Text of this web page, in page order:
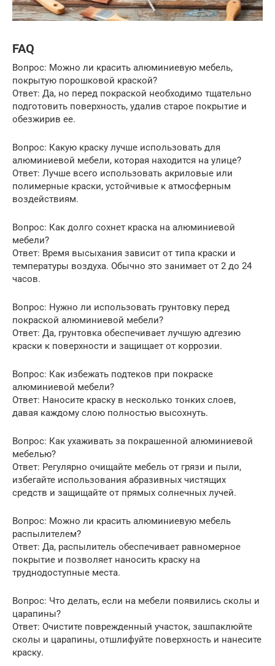
FAQ
Вопрос: Можно ли красить алюминиевую мебель,
покрытую порошковой краской?
Ответ: Да, но перед покраской необходимо тщательно
подготовить поверхность, удалив старое покрытие и
обезжирив ее.
Вопрос: Какую краску лучше использовать для
алюминиевой мебели, которая находится на улице?
Ответ: Лучше всего использовать акриловые или
полимерные краски, устойчивые к атмосферным
воздействиям.
Вопрос: Как долго сохнет краска на алюминиевой
мебели?
Ответ: Время высыхания зависит от типа краски и
температуры воздуха. Обычно это занимает от 2 до 24
часов.
Вопрос: Нужно ли использовать грунтовку перед
покраской алюминиевой мебели?
Ответ: Да, грунтовка обеспечивает лучшую адгезию
краски к поверхности и защищает от коррозии.
Вопрос: Как избежать подтеков при покраске
алюминиевой мебели?
Ответ: Наносите краску в несколько тонких слоев,
давая каждому слою полностью высохнуть.
Вопрос: Как ухаживать за покрашенной алюминиевой
мебелью?
Ответ: Регулярно очищайте мебель от грязи и пыли,
избегайте использования абразивных чистящих
средств и защищайте от прямых солнечных лучей.
Вопрос: Можно ли красить алюминиевую мебель
распылителем?
Ответ: Да, распылитель обеспечивает равномерное
покрытие и позволяет наносить краску на
труднодоступные места.
Вопрос: Что делать, если на мебели появились сколы и
царапины?
Ответ: Очистите поврежденный участок, зашпаклюйте
сколы и царапины, отшлифуйте поверхность и нанесите
краску.